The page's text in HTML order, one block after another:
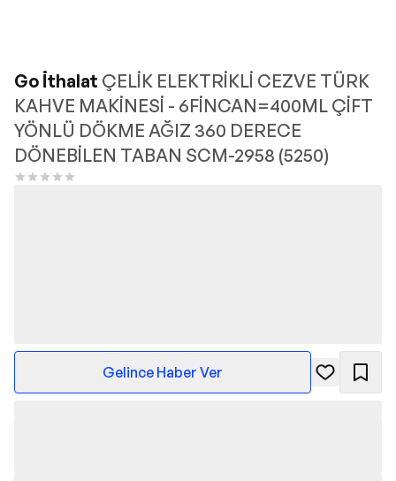
Go İthalat ÇELİK ELEKTRİKLİ CEZVE TÜRK
KAHVE MAKİNESİ - 6FİNCAN=400ML ÇİFT
YÖNLÜ DÖKME AĞIZ 360 DERECE
DÖNEBİLEN TABAN SCM-2958 (5250)
Gelince Haber Ver